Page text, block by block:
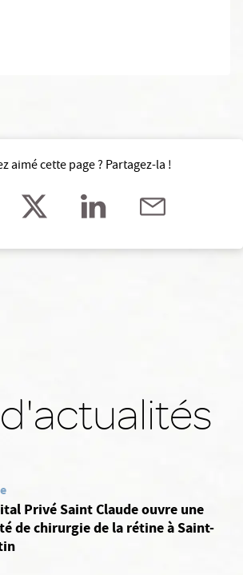
aimé cette page ? Partagez-la !
Privé Saint Claude ouvre une
de chirurgie de la rétine à Saint-